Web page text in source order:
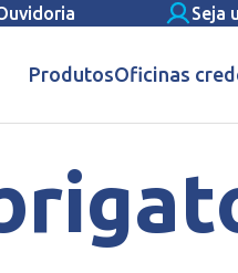
Seja
ProdutosOficinas